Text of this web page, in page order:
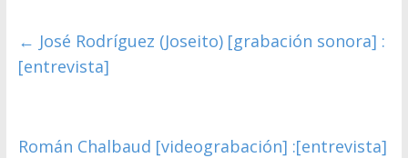
← José Rodríguez (Joseito) [grabación sonora] :
[entrevista]
Román Chalbaud [videograbación] :[entrevista]